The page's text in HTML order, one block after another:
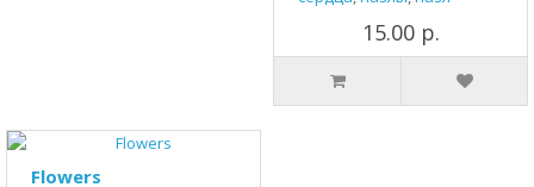
15.00 р.
Flowers